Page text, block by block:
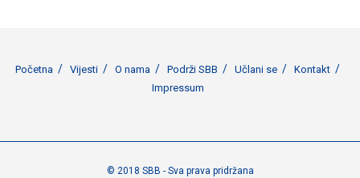
Početna Vijesti O nama Podrži SBB Učlani se
Kontakt
Impressum
© 2018 SBB - Sva prava pridržana